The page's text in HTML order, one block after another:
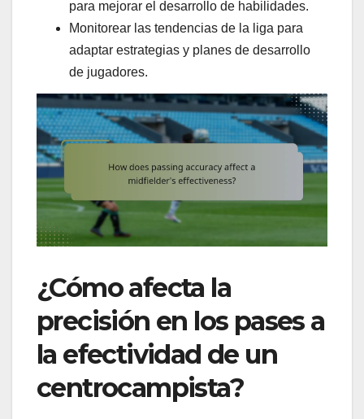
para mejorar el desarrollo de habilidades.
Monitorear las tendencias de la liga para
adaptar estrategias y planes de desarrollo
de jugadores.
¿Cómo afecta la
precisión en los pases a
la efectividad de un
centrocampista?